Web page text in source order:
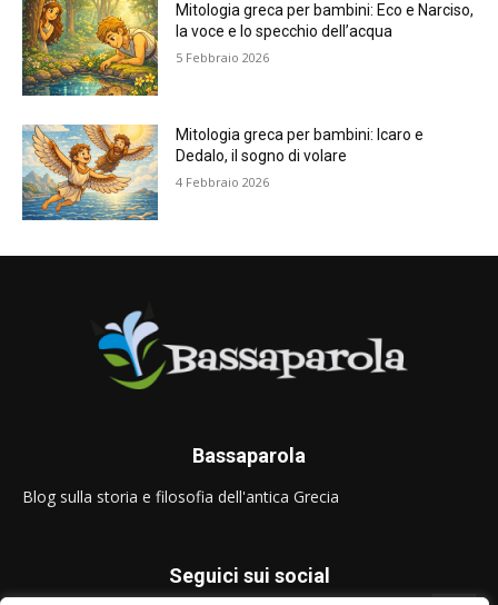
Mitologia greca per bambini: Eco e Narciso,
la voce e lo specchio dell’acqua
5 Febbraio 2026
Mitologia greca per bambini: Icaro e
Dedalo, il sogno di volare
4 Febbraio 2026
Bassaparola
Blog sulla storia e filosofia dell'antica Grecia
Seguici sui social